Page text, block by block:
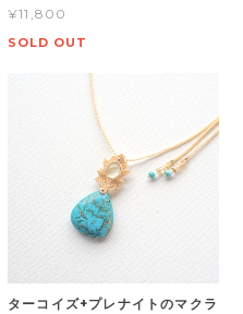
¥11,800
SOLD OUT
ターコイズ+プレナイトのマクラ